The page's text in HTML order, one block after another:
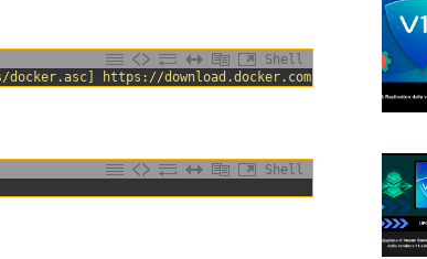
Shell
https://download.docker.com/linux/ubuntu
Shell